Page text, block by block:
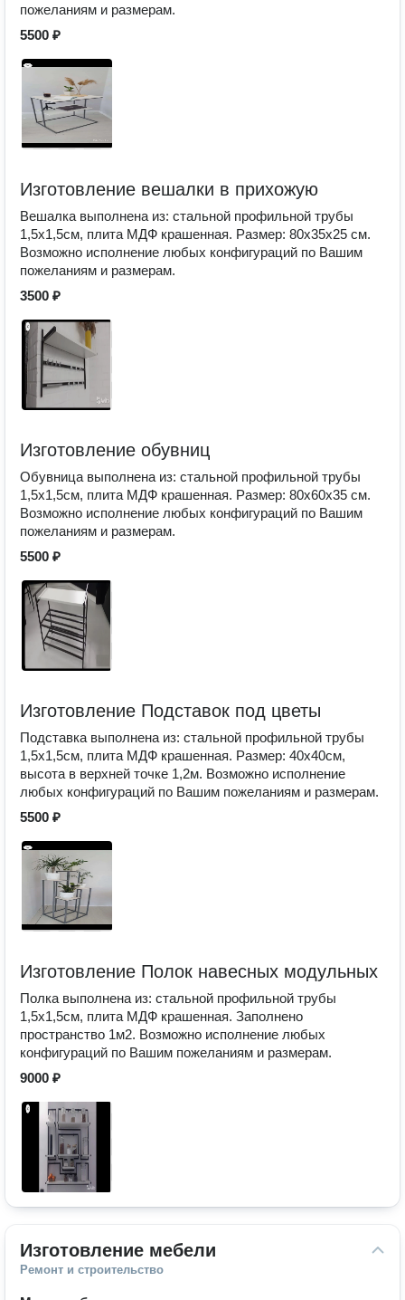
пожеланиям и размерам.
5500 ₽
Изготовление вешалки в прихожую
Вешалка выполнена из: стальной профильной трубы
1,5х1,5см, плита МДФ крашенная. Размер: 80х35х25 см.
Возможно исполнение любых конфигураций по Вашим
пожеланиям и размерам.
3500 ₽
Изготовление обувниц
Обувница выполнена из: стальной профильной трубы
1,5х1,5см, плита МДФ крашенная. Размер: 80х60х35 см.
Возможно исполнение любых конфигураций по Вашим
пожеланиям и размерам.
5500 ₽
Изготовление Подставок под цветы
Подставка выполнена из: стальной профильной трубы
1,5х1,5см, плита МДФ крашенная. Размер: 40х40см,
высота в верхней точке 1,2м. Возможно исполнение
любых конфигураций по Вашим пожеланиям и размерам.
5500 ₽
Изготовление Полок навесных модульных
Полка выполнена из: стальной профильной трубы
1,5х1,5см, плита МДФ крашенная. Заполнено
пространство 1м2. Возможно исполнение любых
конфигураций по Вашим пожеланиям и размерам.
9000 ₽
Изготовление мебели
Ремонт и строительство